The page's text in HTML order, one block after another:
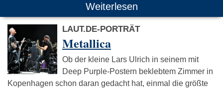
Weiterlesen
LAUT.DE-PORTRÄT
Metallica
Ob der kleine Lars Ulrich in seinem mit
Deep Purple-Postern beklebtem Zimmer in
Kopenhagen schon daran gedacht hat, einmal die größte